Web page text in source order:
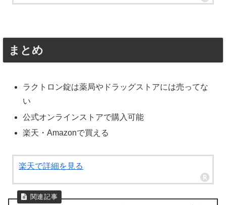
まとめ
ラクトロン錠は薬局やドラッグストアには売ってな
い
公式オンラインストアで購入可能
楽天・Amazonで買える
楽天で詳細を見る